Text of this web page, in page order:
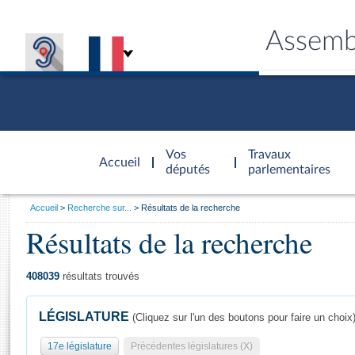
Accueil
d'accueil
Vos
députés
Travaux
parlementaires
Général
Vous
Accueil Recherche sur... Résultats de la recherche
Résultats de la recherche
408039 résultats trouvés
LÉGISLATURE (Cliquez sur l'un des boutons pour faire un choix)
17e législature Précédentes législatures (X)